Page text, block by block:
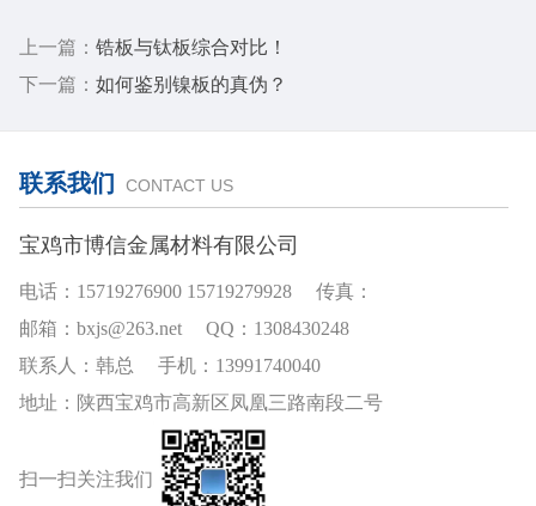
上一篇： 锆板与钛板综合对比！
下一篇： 如何鉴别镍板的真伪？
联系我们 CONTACT US
宝鸡市博信金属材料有限公司
电话：15719276900 15719279928 传真：
邮箱：bxjs@263.net QQ：1308430248
联系人：韩总 手机：13991740040
地址：陕西宝鸡市高新区凤凰三路南段二号
扫一扫关注我们